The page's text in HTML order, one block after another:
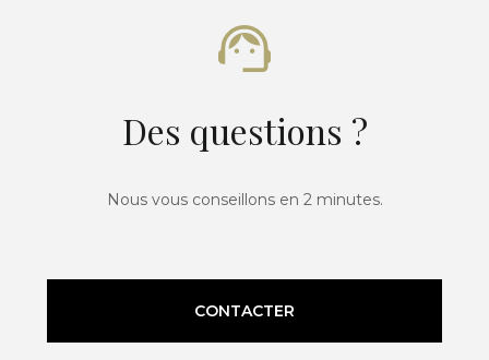
Des questions ?
Nous vous conseillons en 2 minutes.
CONTACTER